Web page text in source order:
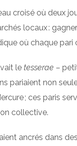
croisé où deux
locaux :
où chaque
le tesserae –
non
; ces paris
collective.
ancrés dans